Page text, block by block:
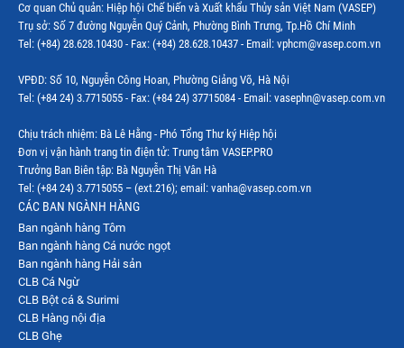
Cơ quan Chủ quản: Hiệp hội Chế biến và Xuất khẩu Thủy sản Việt Nam (VASEP)
Trụ sở: Số 7 đường Nguyễn Quý Cảnh, Phường Bình Trưng, Tp.Hồ Chí Minh
Tel: (+84) 28.628.10430 - Fax: (+84) 28.628.10437 - Email: vphcm@vasep.com.vn
VPĐD: Số 10, Nguyễn Công Hoan, Phường Giảng Võ, Hà Nội
Tel: (+84 24) 3.7715055 - Fax: (+84 24) 37715084 - Email: vasephn@vasep.com.vn
Chịu trách nhiệm: Bà Lê Hằng - Phó Tổng Thư ký Hiệp hội
Đơn vị vận hành trang tin điện tử: Trung tâm VASEP.PRO
Trưởng Ban Biên tập: Bà Nguyễn Thị Vân Hà
Tel: (+84 24) 3.7715055 – (ext.216); email: vanha@vasep.com.vn
CÁC BAN NGÀNH HÀNG
Ban ngành hàng Tôm
Ban ngành hàng Cá nước ngọt
Ban ngành hàng Hải sản
CLB Cá Ngừ
CLB Bột cá & Surimi
CLB Hàng nội địa
CLB Ghẹ